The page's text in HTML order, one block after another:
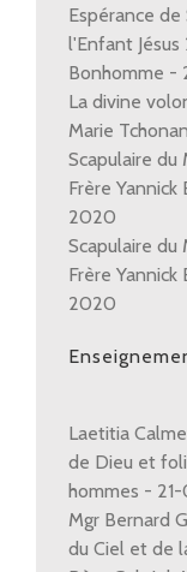
Espérance
l'Enfant
Bonhomme
La divine
Marie
Scapulaire du
Frère
2020
Scapulaire
Frère
2020
Laetitia
de Dieu et
hommes -
Mgr Bernard
du Ciel et de